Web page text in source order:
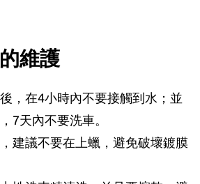
維護
，在4小時內不要接觸到水；並
7天內不要洗車。
建議不要在上蠟，避免破壞鍍膜